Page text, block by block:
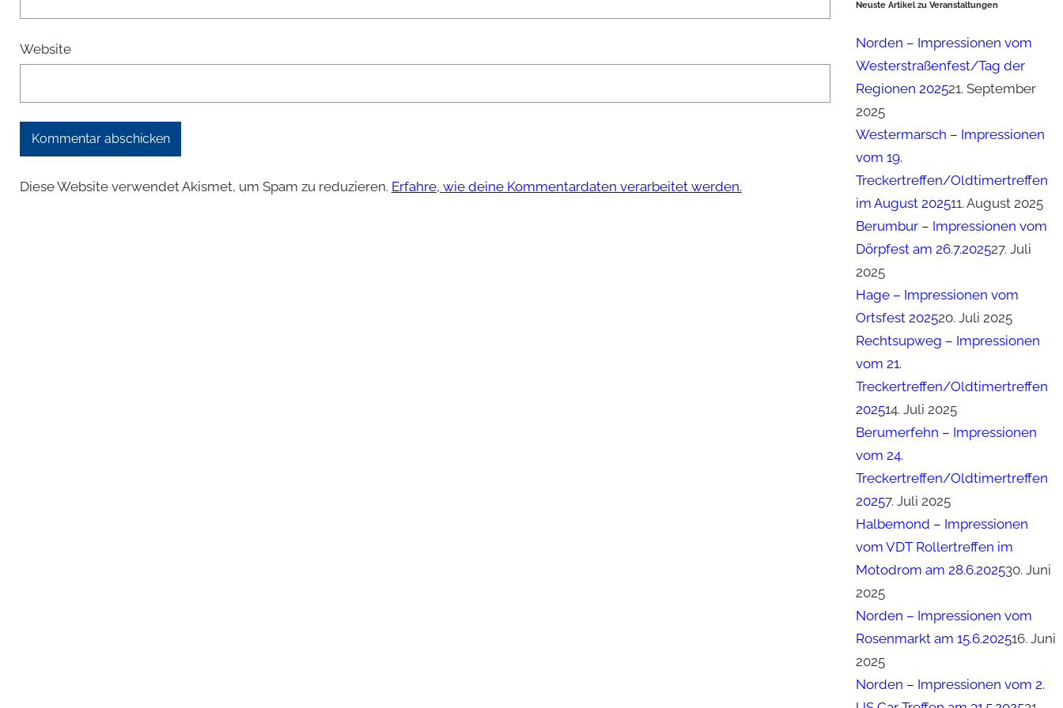
Website
Diese Website verwendet Akismet, um Spam zu reduzieren. Erfahre, wie deine Kommentardaten verarbeitet werden.
Neuste Artikel zu Veranstaltungen
Norden – Impressionen vom
Westerstraßenfest/Tag der
Regionen 202521. September
2025
Westermarsch – Impressionen
vom 19.
Treckertreffen/Oldtimertreffen
im August 202511. August 2025
Berumbur – Impressionen vom
Dörpfest am 26.7.202527. Juli
2025
Hage – Impressionen vom
Ortsfest 202520. Juli 2025
Rechtsupweg – Impressionen
vom 21.
Treckertreffen/Oldtimertreffen
202514. Juli 2025
Berumerfehn – Impressionen
vom 24.
Treckertreffen/Oldtimertreffen
20257. Juli 2025
Halbemond – Impressionen
vom VDT Rollertreffen im
Motodrom am 28.6.202530. Juni
2025
Norden – Impressionen vom
Rosenmarkt am 15.6.202516. Juni
2025
Norden – Impressionen vom 2.